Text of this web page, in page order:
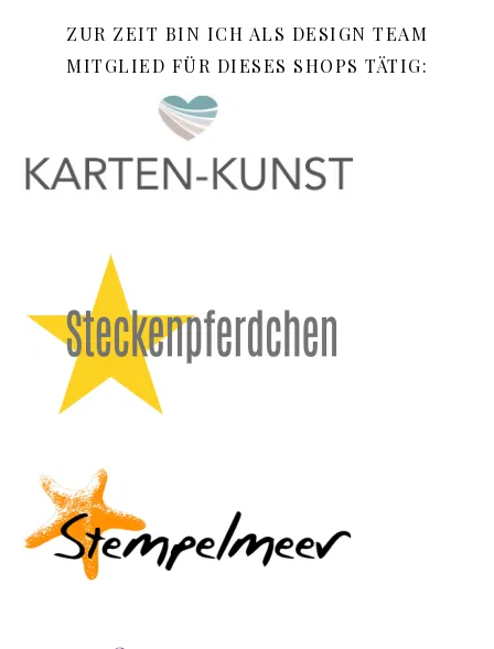
ZUR ZEIT BIN ICH ALS DESIGN TEAM
MITGLIED FÜR DIESES SHOPS TÄTIG: